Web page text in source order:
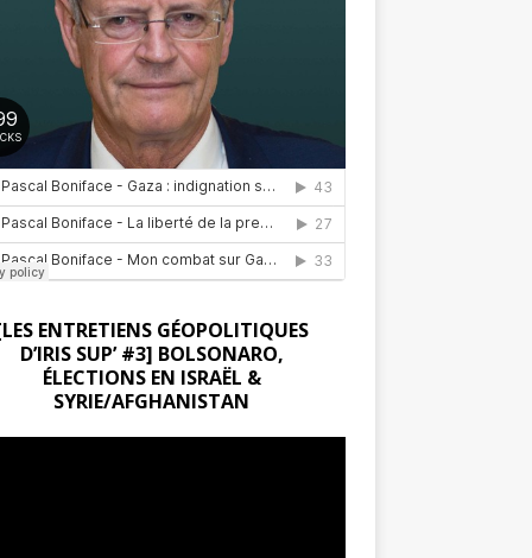
ENTRETIENS GÉOPOLITIQUES
D’IRIS SUP’ #3] BOLSONARO,
ÉLECTIONS EN ISRAËL &
SYRIE/AFGHANISTAN